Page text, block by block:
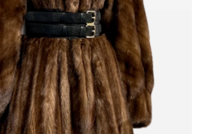
pravý kožich, norkový pravý kožich, levný kožich,
luxusní kožich.